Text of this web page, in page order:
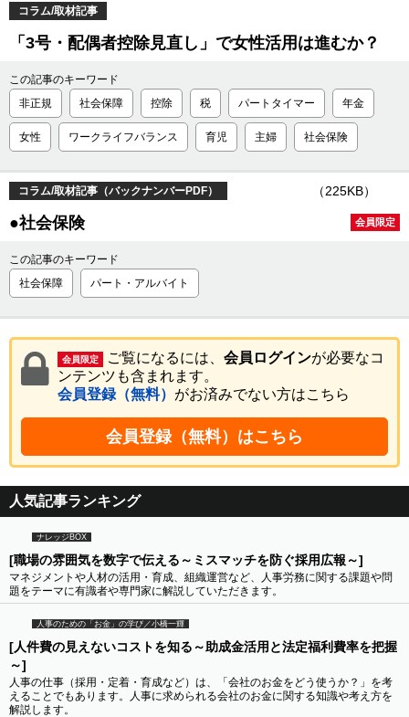
コラム/取材記事
「3号・配偶者控除見直し」で女性活用は進むか？
この記事のキーワード
非正規
社会保障 控除 税 パートタイマー 年金
女性 ワークライフバランス 育児 主婦 社会保険
コラム/取材記事（バックナンバーPDF） （225KB）
会員限定
●社会保険
この記事のキーワード
社会保障
パート・アルバイト
会員限定 ご覧になるには、 会員ログインが必要なコ
ンテンツも含まれます。
会員登録（無料） がお済みでない方はこちら
会員登録（無料）はこちら
人気記事ランキング
ナレッジBOX
[職場の雰囲気を数字で伝える～ミスマッチを防ぐ採用広報～]
マネジメントや人材の活用・育成、組織運営など、人事労務に関する課題や問
題をテーマに有識者や専門家に解説していただきます。
人事のための「お金」の学び／小橋一輝
[人件費の見えないコストを知る～助成金活用と法定福利費率を把握
～]
人事の仕事（採用・定着・育成など）は、「会社のお金をどう使うか？」を考
えることでもあります。人事に求められる会社のお金に関する知識や考え方を
解説します。